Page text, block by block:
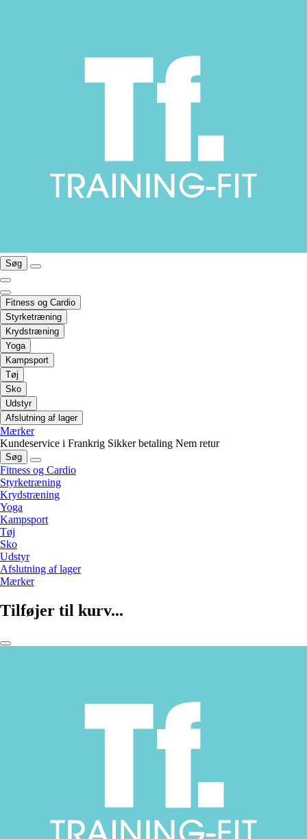
Søg
Fitness og Cardio
Styrketræning
Krydstræning
Yoga
Kampsport
Tøj
Sko
Udstyr
Afslutning af lager
Mærker
Kundeservice i Frankrig Sikker betaling Nem retur
Søg
Fitness og Cardio
Styrketræning
Krydstræning
Yoga
Kampsport
Tøj
Sko
Udstyr
Afslutning af lager
Mærker
Tilføjer til kurv...